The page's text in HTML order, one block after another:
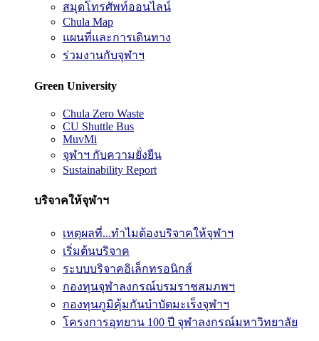
สมุดโทรศัพท์ออนไลน์
Chula Map
แผนที่และการเดินทาง
ร่วมงานกับจุฬาฯ
Green University
Chula Zero Waste
CU Shuttle Bus
MuvMi
จุฬาฯ กับความยั่งยืน
Sustainability Report
บริจาคให้จุฬาฯ
เหตุผลที่...ทำไมต้องบริจาคให้จุฬาฯ
เริ่มต้นบริจาค
ระบบบริจาคอิเล็กทรอนิกส์
กองทุนจุฬาลงกรณ์บรมราชสมภพฯ
กองทุนภูมิคุ้มกันบำบัดมะเร็งจุฬาฯ
โครงการอุทยาน 100 ปี จุฬาลงกรณ์มหาวิทยาลัย